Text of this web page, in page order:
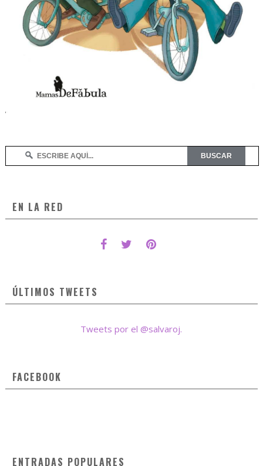
EN LA RED
ÚLTIMOS TWEETS
Tweets por el @salvaroj.
FACEBOOK
ENTRADAS POPULARES